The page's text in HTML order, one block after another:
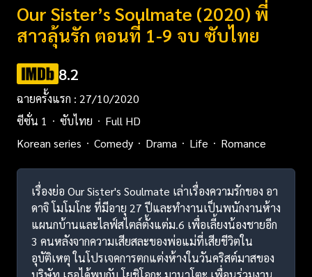
Our Sister’s Soulmate (2020) พี่
สาวลุ้นรัก ตอนที่ 1-9 จบ ซับไทย
8.2
ฉายครั้งแรก : 27/10/2020
ซีซั่น 1
ซับไทย
Full HD
Korean series
Comedy Drama Life Romance
เรื่องย่อ Our Sister's Soulmate เล่าเรื่องความรักของ อา
ดาจิ โมโมโกะ ที่มีอายุ 27 ปีและทำงานเป็นพนักงานห้าง
แผนกบ้านและไลฟ์สไตล์ตั้งแต่ม.6 เพื่อเลี้ยงน้องชายอีก
3 คนหลังจากความเสียสละของพ่อแม่ที่เสียชีวิตใน
อุบัติเหตุ ในโปรเจคการตกแต่งห้างในวันคริสต์มาสของ